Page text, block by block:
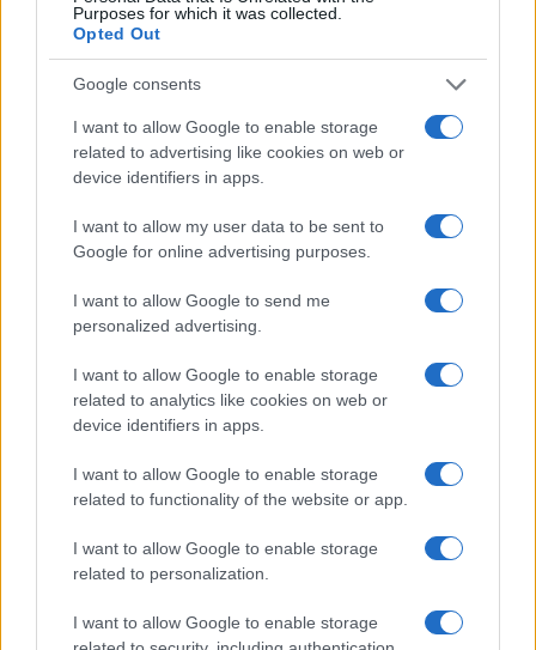
Purposes for which it was collected.
Opted Out
Google consents
I want to allow Google to enable storage
related to advertising like cookies on web or
device identifiers in apps.
I want to allow my user data to be sent to
Google for online advertising purposes.
I want to allow Google to send me
personalized advertising.
I want to allow Google to enable storage
related to analytics like cookies on web or
device identifiers in apps.
I want to allow Google to enable storage
related to functionality of the website or app.
I want to allow Google to enable storage
related to personalization.
I want to allow Google to enable storage
Continua a leggere